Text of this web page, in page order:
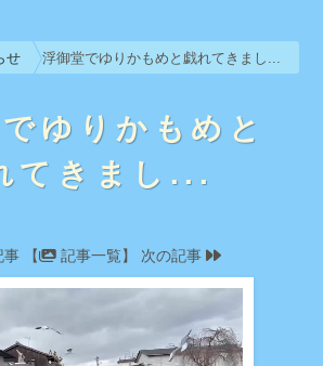
せ 浮御堂でゆりかもめと戯れてきまし...
ゆりかもめと
てきまし...
事 【 記事一覧】 次の記事